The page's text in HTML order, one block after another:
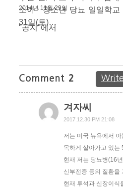
소아ㆍ청소년 당뇨 일일학
31일(토)…
2014년 11월 29일
"공지"에서
Comment 2
겨자씨
2017.12.30 PM 21:08
저는 미국 뉴욕에서
목하게 살아가고 있는
현재 저는 당뇨병(16
신부전증 등의 질환을
현재 투석과 신장이식